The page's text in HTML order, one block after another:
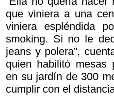
que viniera a una
viniera espléndida
smoking. Si no le
jeans y polera”,
quien habilitó mesas
en su jardín de 300
cumplir con el